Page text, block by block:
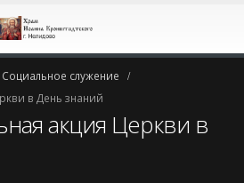
Социальное служение
в День знаний
акция Церкви в